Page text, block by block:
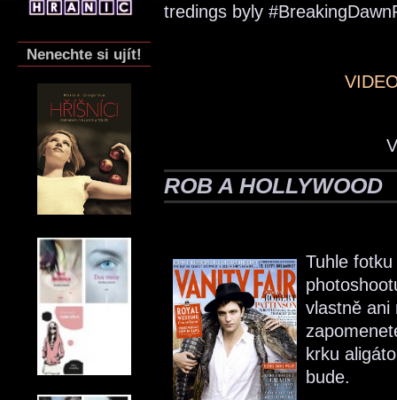
Nenechte si ujít!
tredings byly
ROB A HOLLYWOOD
Tuhle
vlastně
krku
bude.